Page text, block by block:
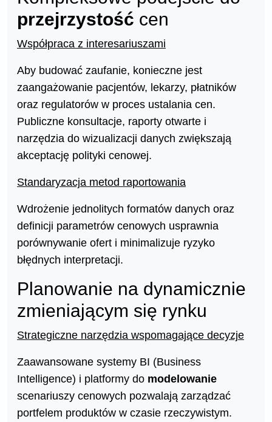
przejrzystość cen
Współpraca z interesariuszami
Aby budować zaufanie, konieczne jest
zaangażowanie pacjentów, lekarzy, płatników
oraz regulatorów w proces ustalania cen.
Publiczne konsultacje, raporty otwarte i
narzędzia do wizualizacji danych zwiększają
akceptację polityki cenowej.
Standaryzacja metod raportowania
Wdrożenie jednolitych formatów danych oraz
definicji parametrów cenowych usprawnia
porównywanie ofert i minimalizuje ryzyko
błędnych interpretacji.
Planowanie na dynamicznie
zmieniającym się rynku
Strategiczne narzędzia wspomagające decyzje
Zaawansowane systemy BI (Business
Intelligence) i platformy do modelowanie
scenariuszy cenowych pozwalają zarządzać
portfelem produktów w czasie rzeczywistym.